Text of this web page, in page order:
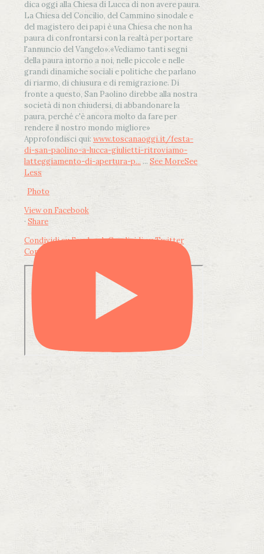
dica oggi alla Chiesa di Lucca di non avere paura.
La Chiesa del Concilio, del Cammino sinodale e
del magistero dei papi è una Chiesa che non ha
paura di confrontarsi con la realtà per portare
l'annuncio del Vangelo».«Vediamo tanti segni
della paura intorno a noi, nelle piccole e nelle
grandi dinamiche sociali e politiche che parlano
di riarmo, di chiusura e di remigrazione. Di
fronte a questo, San Paolino direbbe alla nostra
società di non chiudersi, di abbandonare la
paura, perché c'è ancora molto da fare per
rendere il nostro mondo migliore»
Approfondisci qui: www.toscanaoggi.it/festa-
di-san-paolino-a-lucca-giulietti-ritroviamo-
latteggiamento-di-apertura-p... ... See MoreSee
Less
Photo
View on Facebook
· Share
Condividi su FacebookCondividi su Twitter
Condividi su LinkedIn